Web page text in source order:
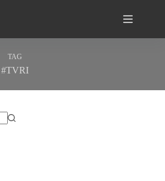
TAG
#TVRI